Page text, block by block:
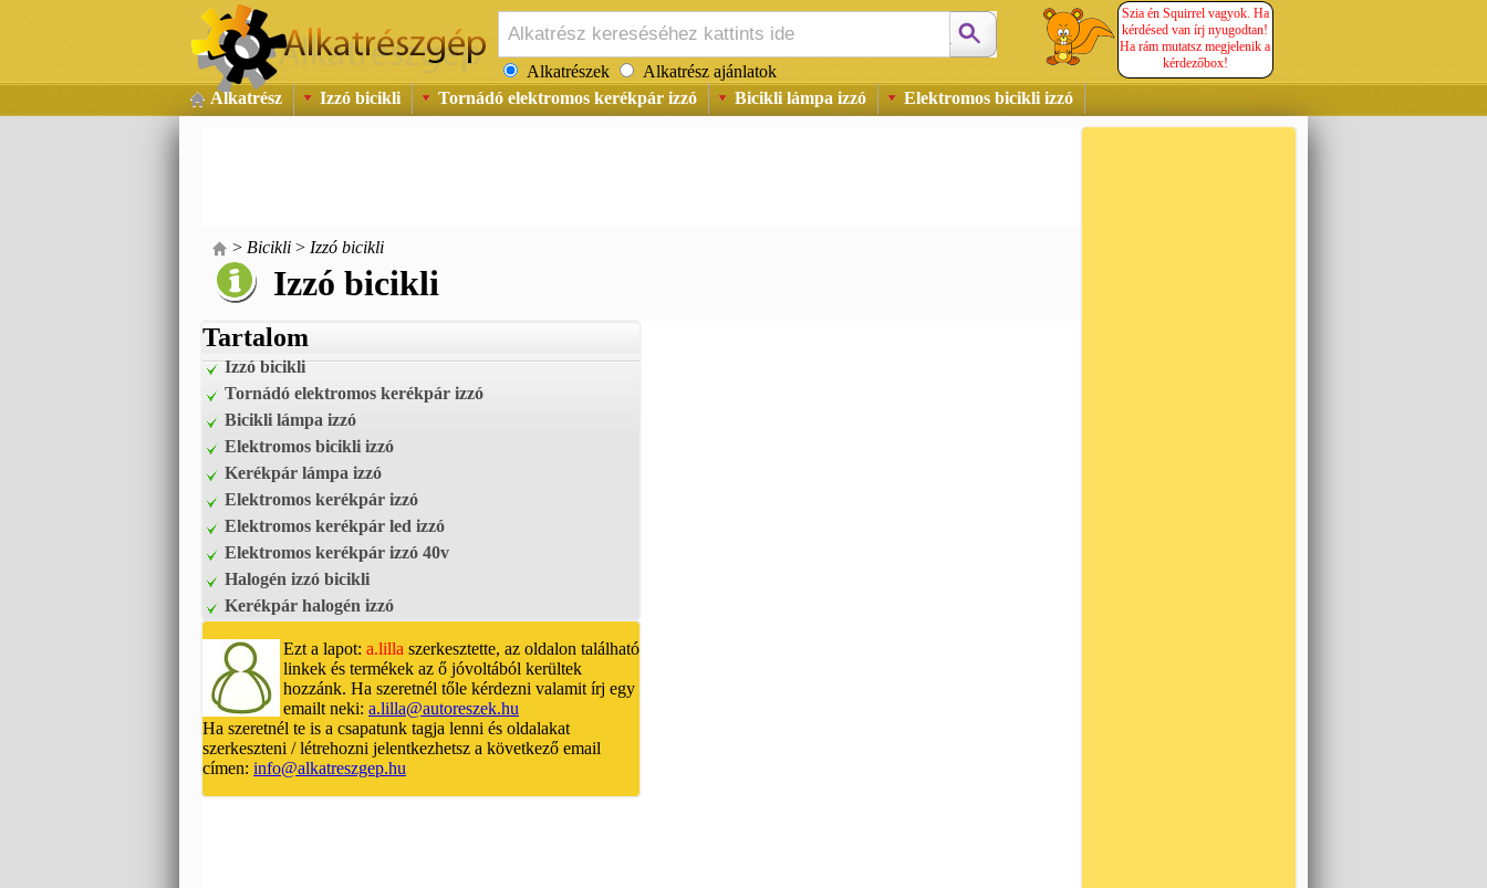
Alkatrészek Alkatrész ajánlatok
Szia én Squirrel vagyok. Ha
kérdésed van írj nyugodtan!
Ha rám mutatsz megjelenik a
kérdezőbox!
Alkatrész Izzó bicikli Tornádó elektromos kerékpár izzó Bicikli lámpa izzó Elektromos bicikli izzó
> Bicikli > Izzó bicikli
Izzó bicikli
Tartalom
Izzó bicikli
Tornádó elektromos kerékpár izzó
Bicikli lámpa izzó
Elektromos bicikli izzó
Kerékpár lámpa izzó
Elektromos kerékpár izzó
Elektromos kerékpár led izzó
Elektromos kerékpár izzó 40v
Halogén izzó bicikli
Kerékpár halogén izzó
Ezt a lapot: a.lilla szerkesztette, az oldalon található
linkek és termékek az ő jóvoltából kerültek
hozzánk. Ha szeretnél tőle kérdezni valamit írj egy
emailt neki: a.lilla@autoreszek.hu
Ha szeretnél te is a csapatunk tagja lenni és oldalakat
szerkeszteni / létrehozni jelentkezhetsz a következő email
címen: info@alkatreszgep.hu